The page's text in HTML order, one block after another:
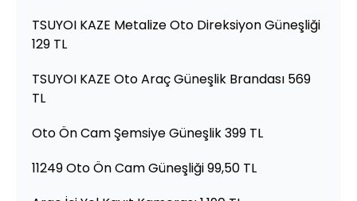
TSUYOI KAZE Metalize Oto Direksiyon Güneşliği
129 TL
TSUYOI KAZE Oto Araç Güneşlik Brandası 569
TL
Oto Ön Cam Şemsiye Güneşlik 399 TL
11249 Oto Ön Cam Güneşliği 99,50 TL